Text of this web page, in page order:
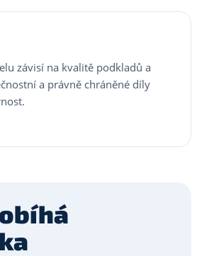
závisí na kvalitě podkladů a
a právně chráněné díly